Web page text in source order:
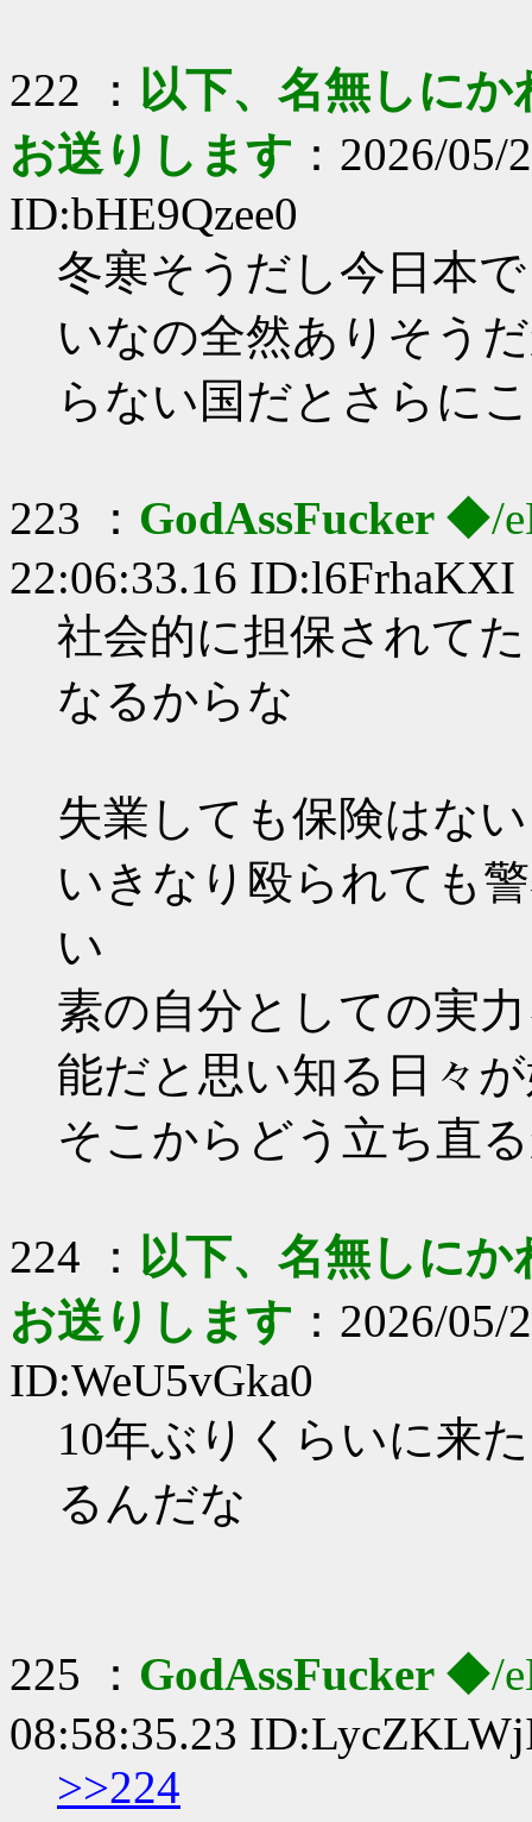
222 ： 以下、名無しに
お送りします ：2026/
ID:bHE9Qzee0
冬寒そうだし今日本
いなの全然ありそう
らない国だとさらに
223 ： GodAssFucker ◆/
22:06:33.16 ID:l6FrhaKXI
社会的に担保されて
なるからな
失業しても保険はない
いきなり殴られても
い
素の自分としての実
能だと思い知る日々
そこからどう立ち直
224 ： 以下、名無しに
お送りします ：2026/
ID:WeU5vGka0
10年ぶりくらいに来
るんだな
225 ： GodAssFucker ◆/
08:58:35.23
>>224